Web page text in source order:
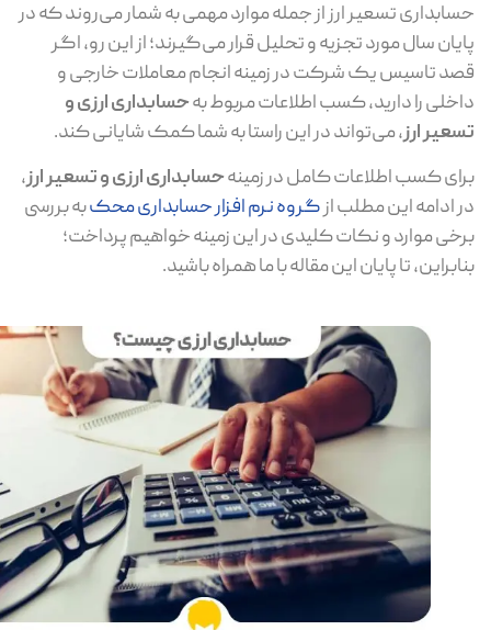
تسعیر ارز از جمله موارد مهمی به شمار می‌روند که در
سال مورد تجزیه و تحلیل قرار می‌گیرند؛ از این رو، اگر
تاسیس یک شرکت در زمینه انجام معاملات خارجی و
را دارید، کسب اطلاعات مربوط بهحسابداری ارزی و
ارز، می‌تواند در این راستا به شما کمک شایانی کند.
کسب اطلاعات کامل در زمینهحسابداری ارزی و تسعیر ارز،
ادامه این مطلب ازگروه نرم افزار حسابداری محکبه بررسی
موارد و نکات کلیدی در این زمینه خواهیم پرداخت؛
تا پایان این مقاله با ما همراه باشید.